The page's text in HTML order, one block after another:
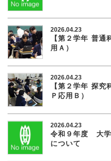
2026.04.23
【第２学年 普
用Ａ）
2026.04.23
【第２学年 探究
Ｐ応用Ｂ）
2026.04.23
令和９年度 大
について